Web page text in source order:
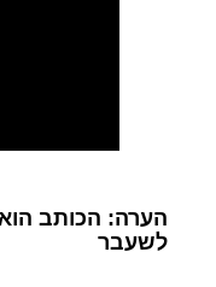
הערה: הכותב
לשעבר